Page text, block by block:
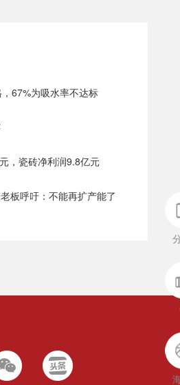
67%为吸水率不达标
，瓷砖净利润9.8亿元
板呼吁：不能再扩产能了